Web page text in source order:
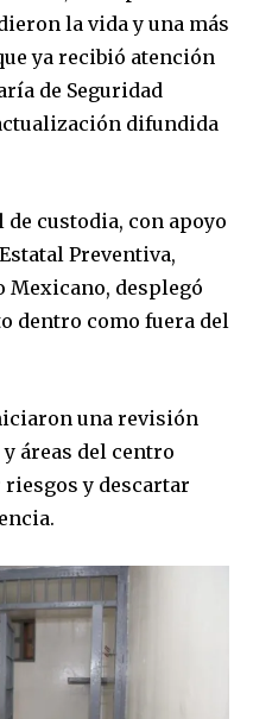
la vida y una más
ya recibió atención
de Seguridad
difundida
custodia, con apoyo
Preventiva,
Mexicano, desplegó
dentro como fuera del
una revisión
áreas del centro
y descartar